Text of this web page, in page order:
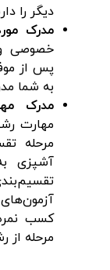
دیگر را
مدرک
خصوصی و
پس از
به شما
مدرک
مهارت
مرحله
آشپزی
کسب
مرحله